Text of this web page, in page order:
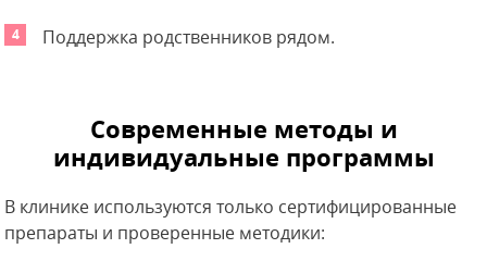
Поддержка родственников рядом.
Современные методы и
индивидуальные программы
В клинике используются только сертифицированные
препараты и проверенные методики: